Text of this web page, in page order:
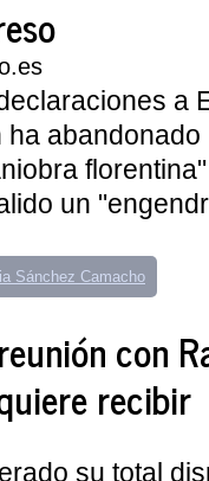
a
un
Sánchez Camacho
con
recibir
su total